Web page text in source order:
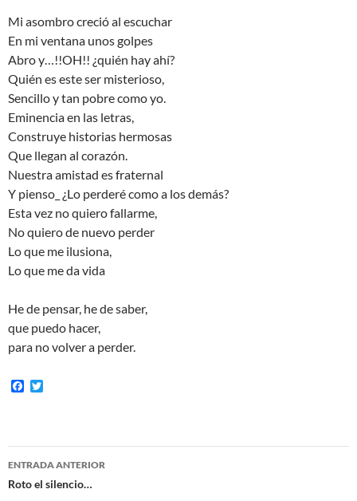
Mi asombro creció al escuchar
En mi ventana unos golpes
Abro y…!!OH!! ¿quién hay ahí?
Quién es este ser misterioso,
Sencillo y tan pobre como yo.
Eminencia en las letras,
Construye historias hermosas
Que llegan al corazón.
Nuestra amistad es fraternal
Y pienso_ ¿Lo perderé como a los demás?
Esta vez no quiero fallarme,
No quiero de nuevo perder
Lo que me ilusiona,
Lo que me da vida
He de pensar, he de saber,
que puedo hacer,
para no volver a perder.
F
o
o
e
r
Navegación
de
ENTRADA ANTERIOR
Roto el silencio…